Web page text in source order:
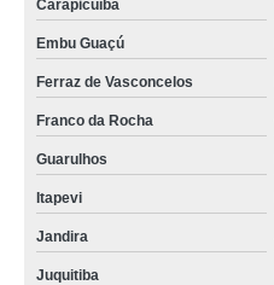
Carapicuíba
Embu Guaçú
Ferraz de Vasconcelos
Franco da Rocha
Guarulhos
Itapevi
Jandira
Juquitiba